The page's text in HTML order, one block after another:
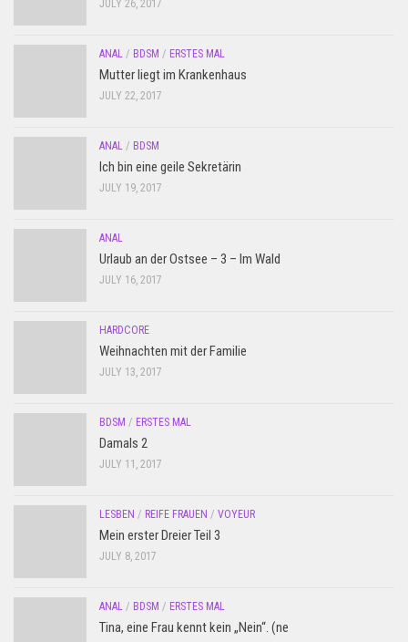
JULY 26, 2017
ANAL / BDSM / ERSTES MAL
Mutter liegt im Krankenhaus
JULY 22, 2017
ANAL / BDSM
Ich bin eine geile Sekretärin
JULY 19, 2017
ANAL
Urlaub an der Ostsee – 3 – Im Wald
JULY 16, 2017
HARDCORE
Weihnachten mit der Familie
JULY 13, 2017
BDSM / ERSTES MAL
Damals 2
JULY 11, 2017
LESBEN / REIFE FRAUEN / VOYEUR
Mein erster Dreier Teil 3
JULY 8, 2017
ANAL / BDSM / ERSTES MAL
Tina, eine Frau kennt kein „Nein“. (ne